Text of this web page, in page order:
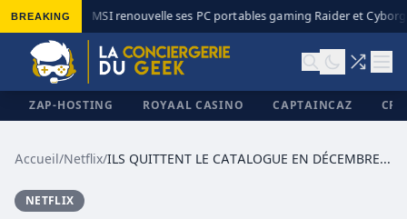
BREAKING MSI renouvelle ses PC portables gaming Raider et
ZAP-HOSTING ROYAAL CASINO CAPTAINCAZ
Accueil/Netflix/ ILS QUITTENT LE CATALOGUE EN DÉCEMBRE 2019
NETFLIX